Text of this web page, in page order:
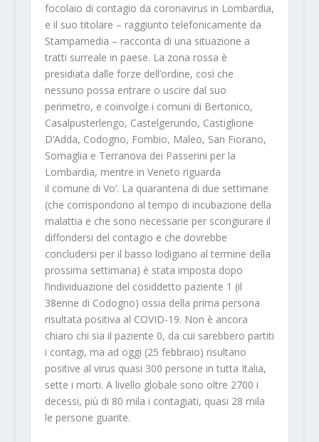
focolaio di contagio da coronavirus in Lombardia,
e il suo titolare – raggiunto telefonicamente da
Stampamedia – racconta di una situazione a
tratti surreale in paese. La zona rossa è
presidiata dalle forze dell’ordine, così che
nessuno possa entrare o uscire dal suo
perimetro, e coinvolge i comuni di Bertonico,
Casalpusterlengo, Castelgerundo, Castiglione
D’Adda, Codogno, Fombio, Maleo, San Fiorano,
Somaglia e Terranova dei Passerini per la
Lombardia, mentre in Veneto riguarda
il comune di Vo’. La quarantena di due settimane
(che corrispondono al tempo di incubazione della
malattia e che sono necessarie per scongiurare il
diffondersi del contagio e che dovrebbe
concludersi per il basso lodigiano al termine della
prossima settimana) è stata imposta dopo
l’individuazione del cosiddetto paziente 1 (il
38enne di Codogno) ossia della prima persona
risultata positiva al COVID-19. Non è ancora
chiaro chi sia il paziente 0, da cui sarebbero partiti
i contagi, ma ad oggi (25 febbraio) risultano
positive al virus quasi 300 persone in tutta Italia,
sette i morti. A livello globale sono oltre 2700 i
decessi, più di 80 mila i contagiati, quasi 28 mila
le persone guarite.